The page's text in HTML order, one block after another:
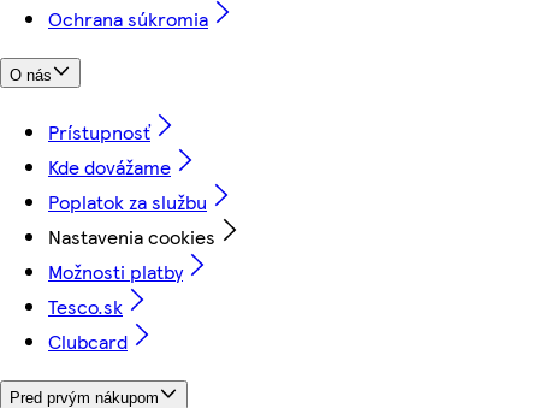
Ochrana súkromia
O nás
Prístupnosť
Kde dovážame
Poplatok za službu
Nastavenia cookies
Možnosti platby
Tesco.sk
Clubcard
Pred prvým nákupom